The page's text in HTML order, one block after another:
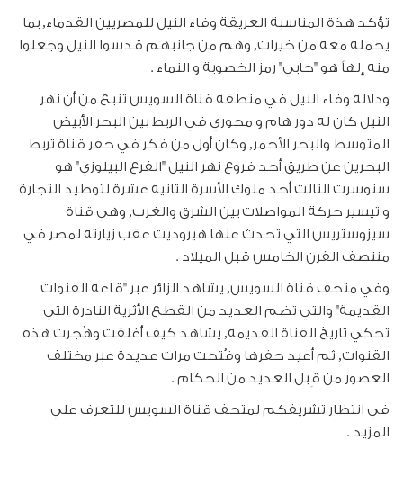
تؤكد هذة المناسبة العريقة وفاء النيل للمصريين القدماء, بما
يحمله معه من خيرات, وهم من جانبهم قدسوا النيل وجعلوا
منه إلهاً هو "حابي" رمز الخصوبة و النماء .
ودلالة وفاء النيل في منطقة قناة السويس تنبع من أن نهر
النيل كان له دور هام و محوري في الربط بين البحر الأبيض
المتوسط والبحر الأحمر, وكان أول من فكر في حفر قناة تربط
البحرين عن طريق أحد فروع نهر النيل "الفرع البيلوزي" هو
سنوسرت الثالث أحد ملوك الأسرة الثانية عشرة لتوطيد التجارة
و تيسير حركة المواصلات بين الشرق والغرب, وهي قناة
سيزوستريس التي تحدث عنها هيروديت عقب زيارته لمصر في
منتصف القرن الخامس قبل الميلاد .
وفي متحف قناة السويس, يشاهد الزائر عبر "قاعة القنوات
القديمة" والتي تضم العديد من القطع الأثرية النادرة التي
تحكي تاريخ القناة القديمة, يشاهد كيف أُغلقت وهُجرت هذه
القنوات, ثم أعيد حفرها وفُتحت مرات عديدة عبر مختلف
العصور من قِبل العديد من الحكام .
في انتظار تشريفكم لمتحف قناة السويس للتعرف علي
المزيد .